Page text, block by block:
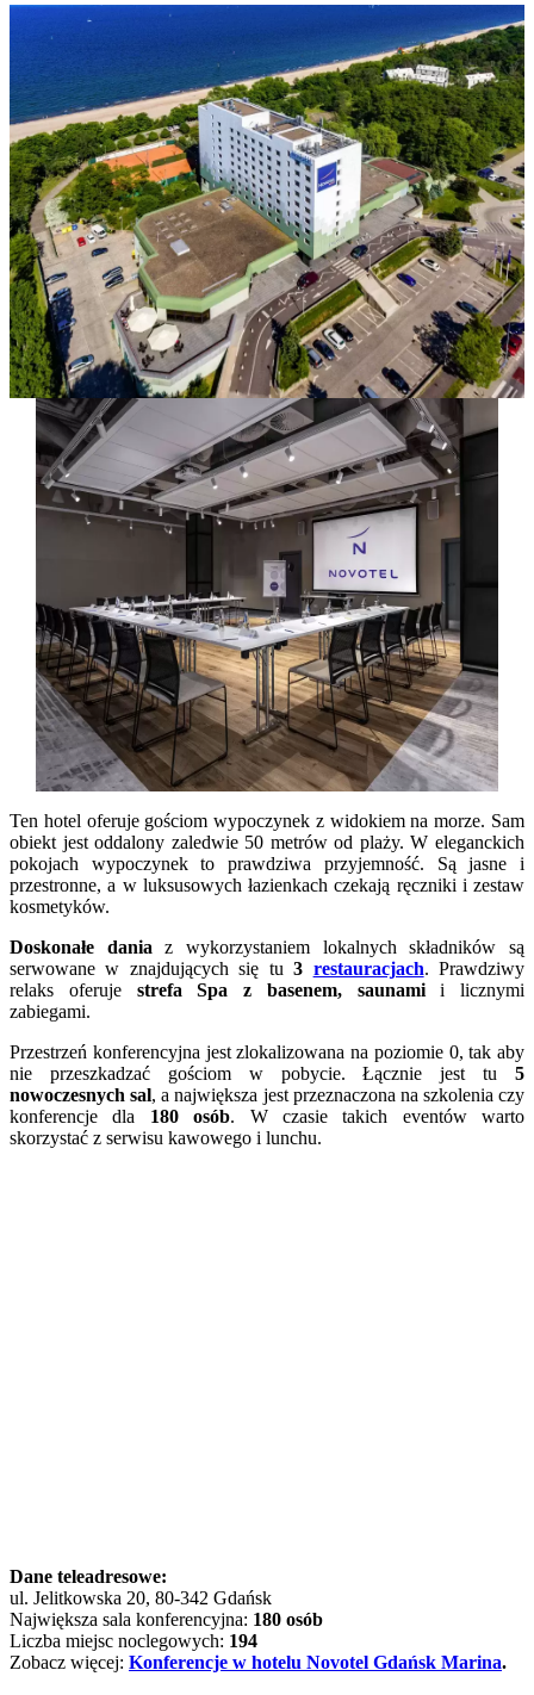
Ten hotel oferuje gościom wypoczynek z widokiem na morze. Sam
obiekt jest oddalony zaledwie 50 metrów od plaży. W eleganckich
pokojach wypoczynek to prawdziwa przyjemność. Są jasne i
przestronne, a w luksusowych łazienkach czekają ręczniki i zestaw
kosmetyków.
Doskonałe dania z wykorzystaniem lokalnych składników są
serwowane w znajdujących się tu3 restauracjach. Prawdziwy
relaks oferuje strefa Spa z basenem, saunamii licznymi
zabiegami.
Przestrzeń konferencyjna jest zlokalizowana na poziomie 0, tak aby
nie przeszkadzać gościom w pobycie. Łącznie jest tu 5
nowoczesnych sal, a największa jest przeznaczona na szkolenia czy
konferencje dla 180 osób. W czasie takich eventów warto
skorzystać z serwisu kawowego i lunchu.
Dane teleadresowe:
ul. Jelitkowska 20, 80-342 Gdańsk
Największa sala konferencyjna: 180 osób
Liczba miejsc noclegowych: 194
Zobacz więcej: Konferencje w hotelu Novotel Gdańsk Marina.